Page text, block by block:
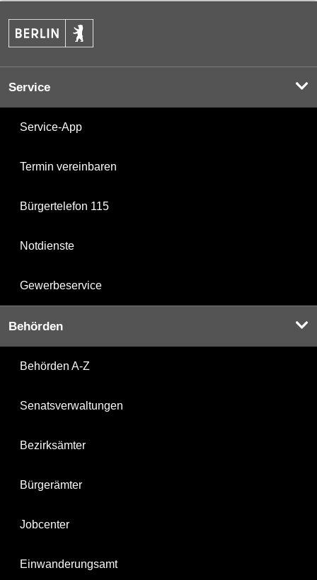
Service
Service-App
Termin vereinbaren
Bürgertelefon 115
Notdienste
Gewerbeservice
Behörden
Behörden A-Z
Senatsverwaltungen
Bezirksämter
Bürgerämter
Jobcenter
Einwanderungsamt